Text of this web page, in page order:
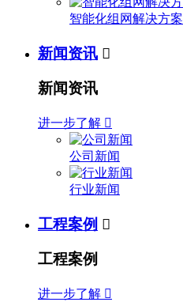
智能化组网解决方案
新闻资讯 
新闻资讯
进一步了解 
公司新闻
行业新闻
工程案例 
工程案例
进一步了解 